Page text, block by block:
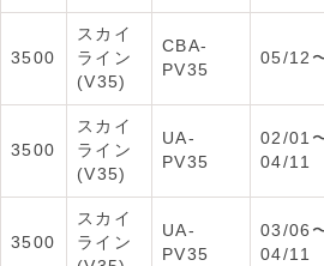
3500
スカイ
ライン
(V35)
CBA-
PV35
05/12
3500
スカイ
ライン
(V35)
UA-
PV35
02/01
04/11
3500
スカイ
ライン
UA-
PV35
03/06
04/11